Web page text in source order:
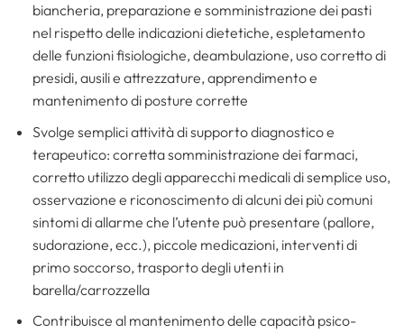
biancheria, preparazione e somministrazione dei pasti
nel rispetto delle indicazioni dietetiche, espletamento
delle funzioni fisiologiche, deambulazione, uso corretto di
presidi, ausili e attrezzature, apprendimento e
mantenimento di posture corrette
Svolge semplici attività di supporto diagnostico e
terapeutico: corretta somministrazione dei farmaci,
corretto utilizzo degli apparecchi medicali di semplice uso,
osservazione e riconoscimento di alcuni dei più comuni
sintomi di allarme che l’utente può presentare (pallore,
sudorazione, ecc.), piccole medicazioni, interventi di
primo soccorso, trasporto degli utenti in
barella/carrozzella
Contribuisce al mantenimento delle capacità psico-